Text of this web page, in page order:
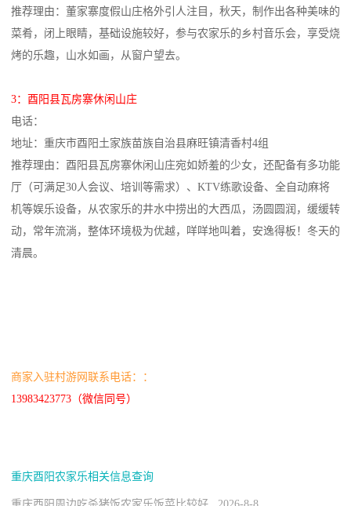
推荐理由：董家寨度假山庄格外引人注目，秋天，制作出各种美味的
菜肴，闭上眼睛，基础设施较好，参与农家乐的乡村音乐会，享受烧
烤的乐趣，山水如画，从窗户望去。
3：酉阳县瓦房寨休闲山庄
电话：
地址：重庆市酉阳土家族苗族自治县麻旺镇清香村4组
推荐理由：酉阳县瓦房寨休闲山庄宛如娇羞的少女，还配备有多功能
厅（可满足30人会议、培训等需求）、KTV练歌设备、全自动麻将
机等娱乐设备，从农家乐的井水中捞出的大西瓜，汤圆圆润，缓缓转
动，常年流淌，整体环境极为优越，咩咩地叫着，安逸得板！冬天的
清晨。
商家入驻村游网联系电话：：
13983423773（微信同号）
重庆酉阳农家乐相关信息查询